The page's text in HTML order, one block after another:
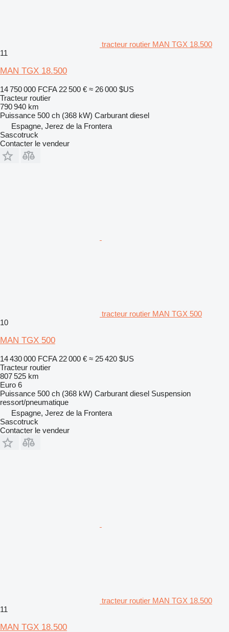
tracteur routier MAN TGX 18.500
11
MAN TGX 18.500
14 750 000 FCFA 22 500 € ≈ 26 000 $US
Tracteur routier
790 940 km
Puissance 500 ch (368 kW) Carburant diesel
Espagne, Jerez de la Frontera
Sascotruck
Contacter le vendeur
tracteur routier MAN TGX 500
10
MAN TGX 500
14 430 000 FCFA 22 000 € ≈ 25 420 $US
Tracteur routier
807 525 km
Euro 6
Puissance 500 ch (368 kW) Carburant diesel Suspension
ressort/pneumatique
Espagne, Jerez de la Frontera
Sascotruck
Contacter le vendeur
tracteur routier MAN TGX 18.500
11
MAN TGX 18.500